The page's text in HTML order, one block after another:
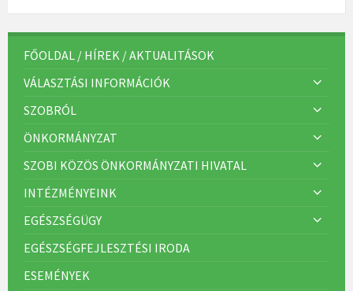
FŐOLDAL / HÍREK / AKTUALITÁSOK
VÁLASZTÁSI INFORMÁCIÓK
SZOBRÓL
ÖNKORMÁNYZAT
SZOBI KÖZÖS ÖNKORMÁNYZATI HIVATAL
INTÉZMÉNYEINK
EGÉSZSÉGÜGY
EGÉSZSÉGFEJLESZTÉSI IRODA
ESEMÉNYEK